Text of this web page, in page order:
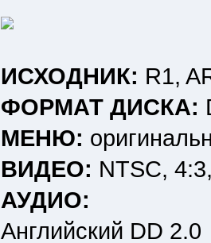
ИСХОДНИК: R1,
ФОРМАТ ДИСКА:
МЕНЮ:
ВИДЕО: NTSC,
АУДИО:
Английский DD 2.0